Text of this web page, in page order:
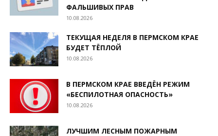
ФАЛЬШИВЫХ ПРАВ
10.08.2026
ТЕКУЩАЯ НЕДЕЛЯ В ПЕРМСКОМ КРАЕ
БУДЕТ ТЁПЛОЙ
10.08.2026
В ПЕРМСКОМ КРАЕ ВВЕДЁН РЕЖИМ
«БЕСПИЛОТНАЯ ОПАСНОСТЬ»
10.08.2026
ЛУЧШИМ ЛЕСНЫМ ПОЖАРНЫМ